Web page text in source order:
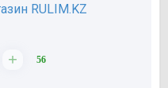
RULIM.KZ
+ 56